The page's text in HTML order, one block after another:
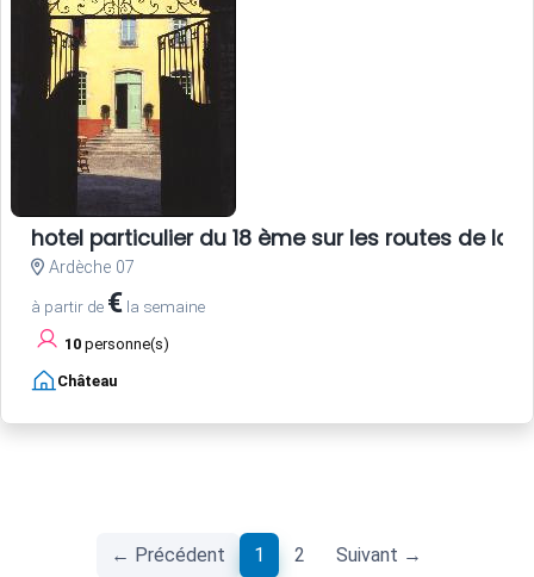
hotel particulier du 18 ème sur les routes de la
Ardèche 07
à partir de € la semaine
10 personne(s)
Château
← Précédent 1 (current)
2 Suivant →